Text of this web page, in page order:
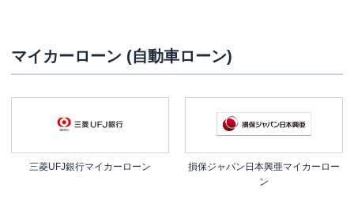
マイカーローン (自動車ローン)
三菱UFJ銀行マイカーローン
損保ジャパン日本興亜マイカーロー
ン